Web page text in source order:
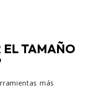
EL TAMAÑO
más